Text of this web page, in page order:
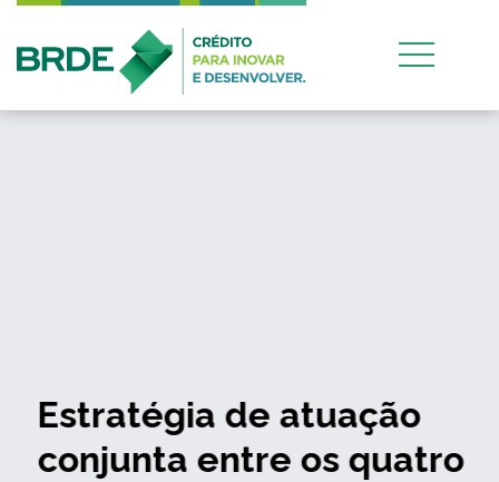
Estratégia de atuação
conjunta entre os quatro